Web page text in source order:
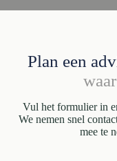
Plan een
Vul het formulier in
We nemen snel
mee te